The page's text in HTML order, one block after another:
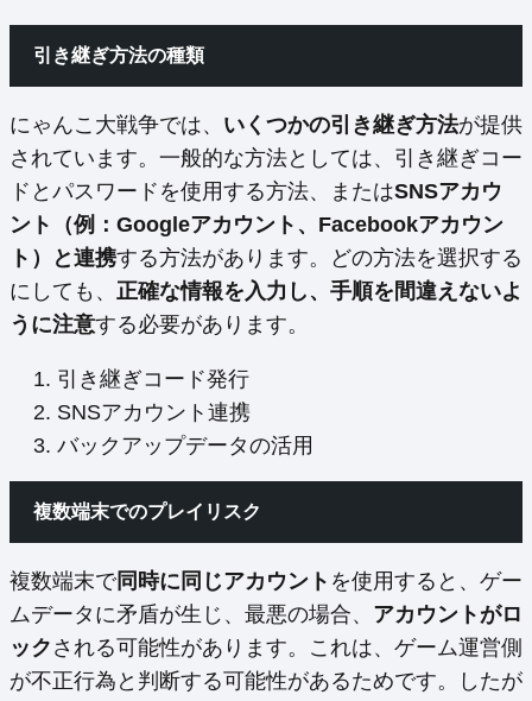
引き継ぎ方法の種類
にゃんこ大戦争では、 いくつかの引き継ぎ方法が提供
されています。一般的な方法としては、引き継ぎコー
ドとパスワードを使用する方法、またはSNSアカウ
ント（例：Googleアカウント、Facebookアカウン
ト）と連携する方法があります。どの方法を選択する
にしても、 正確な情報を入力し、手順を間違えないよ
うに注意する必要があります。
引き継ぎコード発行
SNSアカウント連携
バックアップデータの活用
複数端末でのプレイリスク
複数端末で同時に同じアカウント を使用すると、ゲー
ムデータに矛盾が生じ、最悪の場合、 アカウントがロ
ック される可能性があります。これは、ゲーム運営側
が不正行為と判断する可能性があるためです。したが